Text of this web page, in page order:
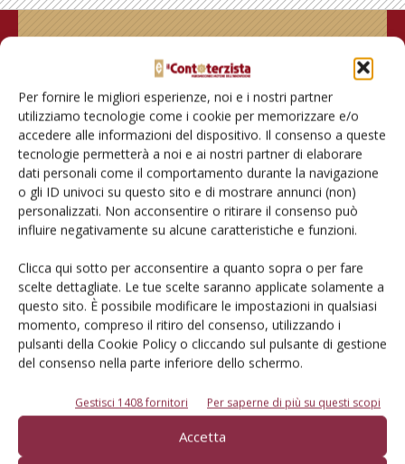
Per fornire le migliori esperienze, noi e i nostri partner
utilizziamo tecnologie come i cookie per memorizzare e/o
accedere alle informazioni del dispositivo. Il consenso a queste
tecnologie permetterà a noi e ai nostri partner di elaborare
dati personali come il comportamento durante la navigazione
o gli ID univoci su questo sito e di mostrare annunci (non)
personalizzati. Non acconsentire o ritirare il consenso può
influire negativamente su alcune caratteristiche e funzioni.
Clicca qui sotto per acconsentire a quanto sopra o per fare
scelte dettagliate. Le tue scelte saranno applicate solamente a
questo sito. È possibile modificare le impostazioni in qualsiasi
momento, compreso il ritiro del consenso, utilizzando i
pulsanti della Cookie Policy o cliccando sul pulsante di gestione
del consenso nella parte inferiore dello schermo.
Gestisci 1408 fornitori Per saperne di più su questi scopi
Accetta
Rimani aggiornato sul mondo
dell’agricoltura
Iscriviti alle nostre newsletter
© Tecniche Nuove Spa. Tutti i diritti riservati. Sede legale Via Eritrea 21 -
20157 Milano | Codice fiscale, Partita IVA e Iscrizione al Registro delle
imprese di Milano: 00753480151